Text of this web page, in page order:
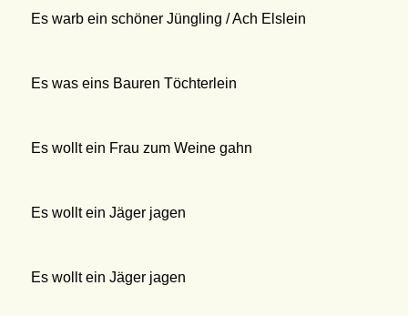
Es warb ein schöner Jüngling / Ach Elslein
Es was eins Bauren Töchterlein
Es wollt ein Frau zum Weine gahn
Es wollt ein Jäger jagen
Es wollt ein Jäger jagen